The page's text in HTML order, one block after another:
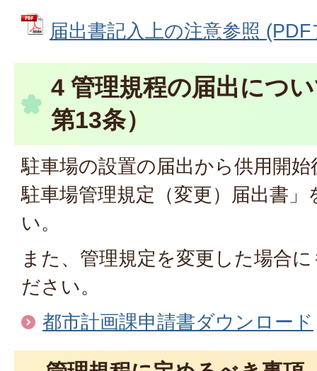
届出書記入上の注意参照
4 管理規程の届出につ
第13条）
駐車場の設置の届出から供用開始
駐車場管理規定（変更）届出書」
い。
また、管理規定を変更した場合
ださい。
都市計画課申請書ダウンロード